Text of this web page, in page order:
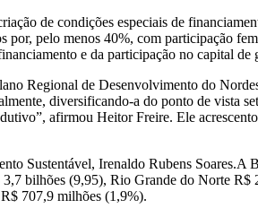
de condições especiais de
pelo menos 40%, com participação
e da participação no capital de
Regional de Desenvolvimento do
diversificando-a do ponto de vista
afirmou Heitor Freire. Ele
Sustentável, Irenaldo Rubens
bilhões (9,95), Rio Grande do Norte
707,9 milhões (1,9%).